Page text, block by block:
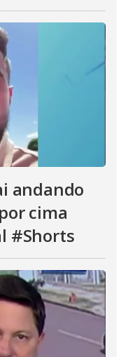
andando
cima
#Shorts